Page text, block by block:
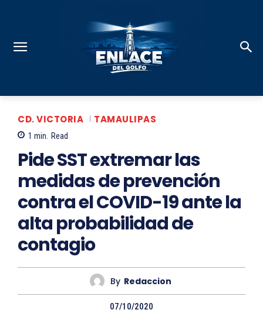
CD. VICTORIA TAMAULIPAS
1 min. Read
Pide SST extremar las
medidas de prevención
contra el COVID-19 ante la
alta probabilidad de
contagio
By Redaccion
07/10/2020